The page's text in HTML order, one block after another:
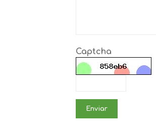
Captcha
Enviar